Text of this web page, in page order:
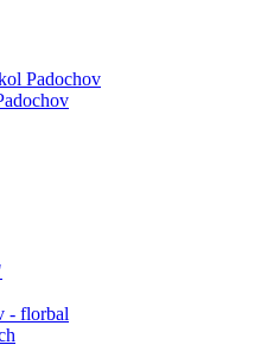
Padochov
- florbal